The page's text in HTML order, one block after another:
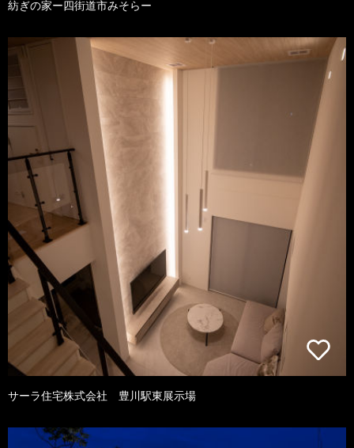
紡ぎの家ー四街道市みそらー
サーラ住宅株式会社 豊川駅東展示場